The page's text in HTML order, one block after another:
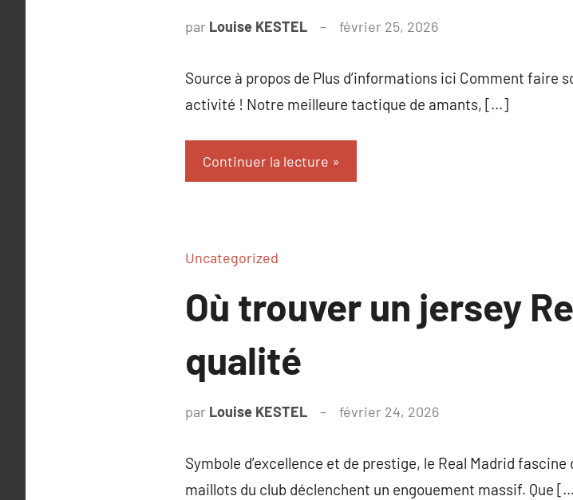
par Louise KESTEL février 25, 2026
Source à propos de Plus d’informations ici Comment faire
activité ! Notre meilleure tactique de amants, […]
Continuer la lecture
Uncategorized
Où trouver un jersey
qualité
par Louise KESTEL février 24, 2026
Symbole d’excellence et de prestige, le Real Madrid
maillots du club déclenchent un engouement massif. Que